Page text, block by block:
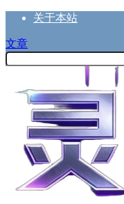
关于本站
文章